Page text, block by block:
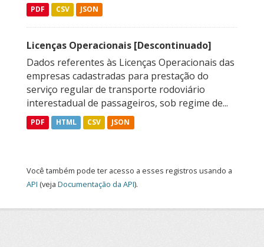
PDF CSV JSON
Licenças Operacionais [Descontinuado]
Dados referentes às Licenças Operacionais das
empresas cadastradas para prestação do
serviço regular de transporte rodoviário
interestadual de passageiros, sob regime de...
PDF HTML CSV JSON
Você também pode ter acesso a esses registros usando a
API (veja Documentação da API).